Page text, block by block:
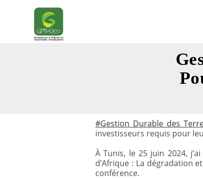
investisseurs requis pour
À Tunis, le 25 juin 2024,
d’Afrique : La dégradation
conférence.